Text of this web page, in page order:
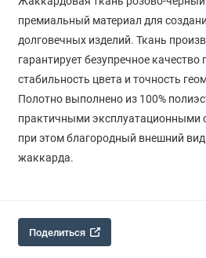
премиальный материал для
долговечных изделий. Ткань
гарантирует безупречное качество
стабильность цвета и точность
Полотно выполнено из 100%
практичными эксплуатационными
при этом благородный внешний вид
жаккарда.
Поделиться